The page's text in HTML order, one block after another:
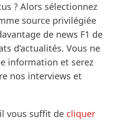
? Alors sélectionnez
source privilégiée
de news F1 de
d’actualités. Vous ne
information et serez
nos interviews et
vous suffit de cliquer